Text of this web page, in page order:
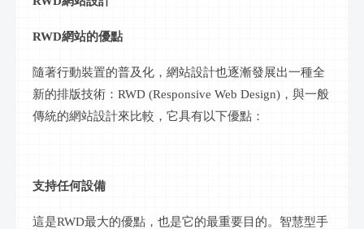
RWD網站的優點
隨著行動裝置的普及化，網站設計也逐漸發展出一種全
新的排版技術： RWD (Responsive Web Design)，與一般
傳統的網站設計來比較，它具有以下優點：
支持任何設備
這是RWD最大的優點，也是它的最重要目的。 智慧型手